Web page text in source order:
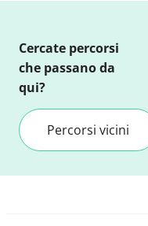
Cercate percorsi
che passano da
qui?
Percorsi vicini